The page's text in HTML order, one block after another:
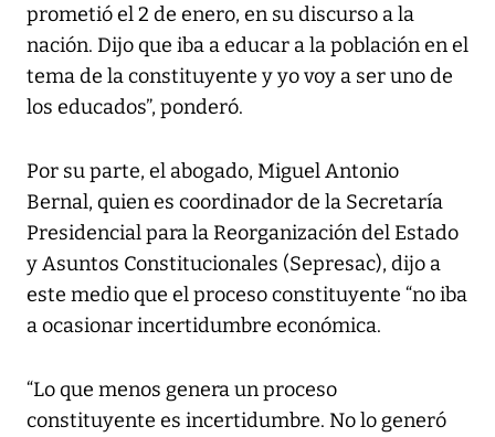
prometió el 2 de enero, en su discurso a la
nación. Dijo que iba a educar a la población en el
tema de la constituyente y yo voy a ser uno de
los educados”, ponderó.
Por su parte, el abogado, Miguel Antonio
Bernal, quien es coordinador de la Secretaría
Presidencial para la Reorganización del Estado
y Asuntos Constitucionales (Sepresac), dijo a
este medio que el proceso constituyente “no iba
a ocasionar incertidumbre económica.
“Lo que menos genera un proceso
constituyente es incertidumbre. No lo generó